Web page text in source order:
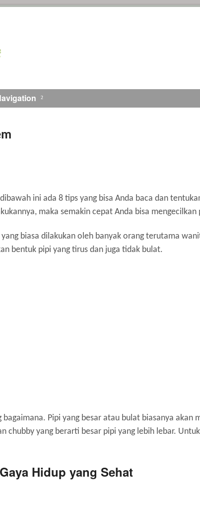
ini ada 8 tips yang bisa Anda baca dan
maka semakin cepat Anda bisa mengecilkan
biasa dilakukan oleh banyak orang terutama
bentuk pipi yang tirus dan juga tidak bulat.
Pipi yang besar atau bulat biasanya akan
chubby yang berarti besar pipi yang lebih lebar.
Hidup yang Sehat